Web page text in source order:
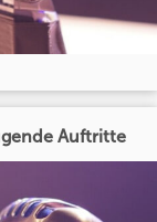
Auftritte